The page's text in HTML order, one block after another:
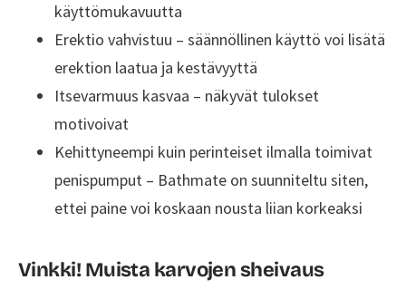
käyttömukavuutta
Erektio vahvistuu – säännöllinen käyttö voi lisätä
erektion laatua ja kestävyyttä
Itsevarmuus kasvaa – näkyvät tulokset
motivoivat
Kehittyneempi kuin perinteiset ilmalla toimivat
penispumput – Bathmate on suunniteltu siten,
ettei paine voi koskaan nousta liian korkeaksi
Vinkki! Muista karvojen sheivaus